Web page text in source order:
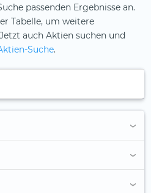
passenden Ergebnisse an.
Tabelle, um weitere
auch Aktien suchen und
Suche.